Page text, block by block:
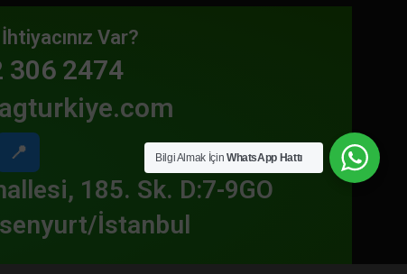
Var?
306 2474
📍
185. Sk. D:7-9GO
İstanbul
Bilgi Almak İçin WhatsApp Hattı